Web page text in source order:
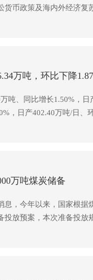
币政策及海内外经济复
万吨，环比下降
吨、同比增长1.50%，
，日产402.40万吨/日、
万吨煤炭储备
息，今年以来，国家根
投放预案，本次准备投